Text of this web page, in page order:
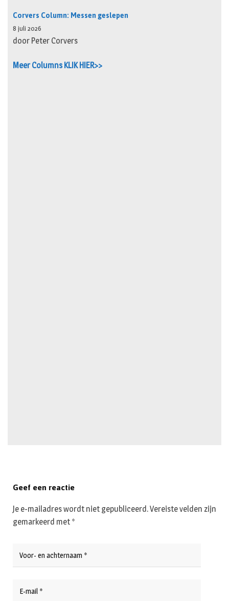
Corvers Column: Messen geslepen
8 juli 2026
door Peter Corvers
Meer Columns KLIK HIER>>
Geef een reactie
Je e-mailadres wordt niet gepubliceerd.Vereiste velden zijn
gemarkeerd met *